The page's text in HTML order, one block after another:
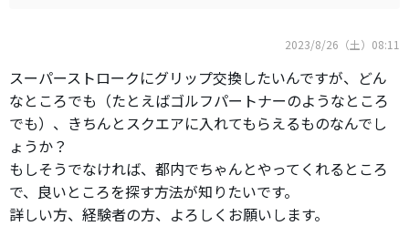
2023/8/26（土）08:11
スーパーストロークにグリップ交換したいんですが、どん
なところでも（たとえばゴルフパートナーのようなところ
でも）、きちんとスクエアに入れてもらえるものなんでし
ょうか？
もしそうでなければ、都内でちゃんとやってくれるところ
で、良いところを探す方法が知りたいです。
詳しい方、経験者の方、よろしくお願いします。